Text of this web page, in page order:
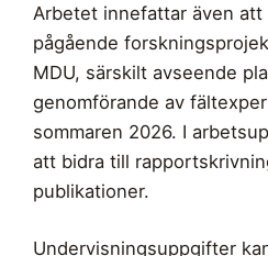
Arbetet innefattar även att
pågående
MDU, särskilt avseende
genomförande av
sommaren 2026. I
att bidra till
publikationer.
Undervisningsuppgifter